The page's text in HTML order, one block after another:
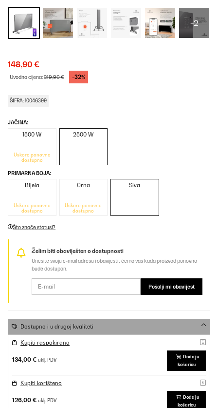
+2
148,90 €
Uvodna cijena:219,90 € -32%
ŠIFRA: 10046399
JAČINA:
1500 W
Uskoro ponovno
dostupno
2500 W
PRIMARNA BOJA:
Bijela
Uskoro ponovno
dostupno
Crna
Uskoro ponovno
dostupno
Siva
Što znače statusi?
Želim biti obaviješten o dostupnosti
Unesite svoju e-mail adresu i obavijestit ćemo vas kada proizvod ponovno
bude dostupan.
Pošalji mi obavijest
Dostupno i u drugoj kvaliteti
Kupiti raspakirano
134,00 € uklj. PDV
Dodaj u
košaricu
Kupiti korišteno
126,00 € uklj. PDV
Dodaj u
košaricu